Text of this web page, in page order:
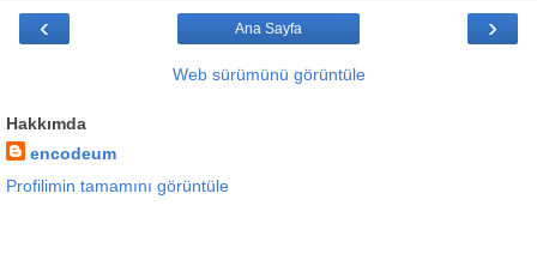
‹ ›
Ana Sayfa
Web sürümünü görüntüle
Hakkımda
encodeum
Profilimin tamamını görüntüle